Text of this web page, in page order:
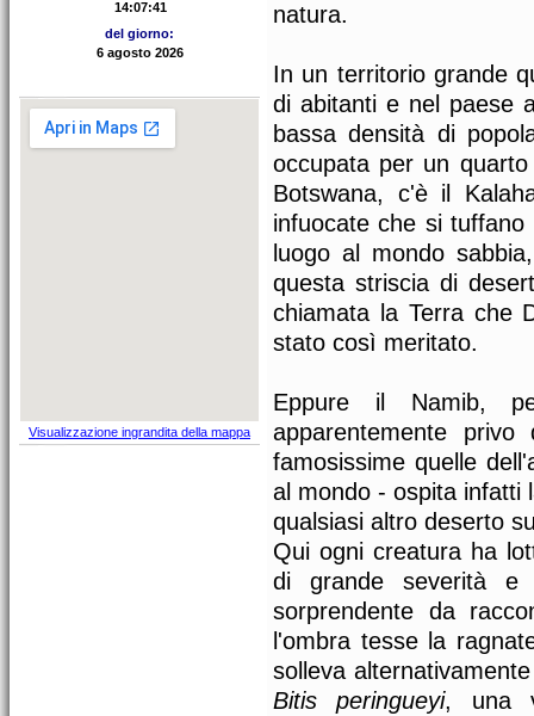
del giorno:
Visualizzazione ingrandita della mappa
natura.
In un territorio grande
di abitanti e nel paese
bassa densità di
occupata per un
Botswana, c'è il
infuocate che si
luogo al mondo
questa striscia di
chiamata la Terra che
stato così meritato.
Eppure il Namib,
apparentemente
famosissime quelle
al mondo - ospita infatti
qualsiasi altro deserto
Qui ogni creatura ha
di grande severità
sorprendente da
l'ombra tesse la
solleva
Bitis peringueyi, una